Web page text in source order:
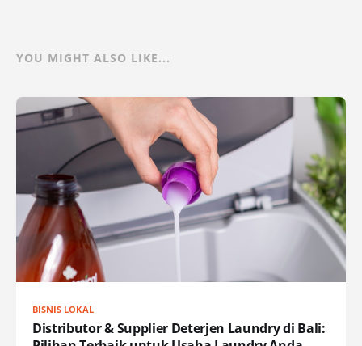
YOU MIGHT ALSO LIKE...
BISNIS LOKAL
Distributor & Supplier Deterjen Laundry di Bali: